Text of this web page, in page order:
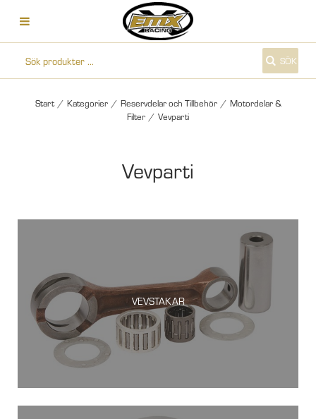
SÖK
Start / Kategorier / Reservdelar och Tillbehör / Motordelar &
Filter / Vevparti
Vevparti
VEVSTAKAR